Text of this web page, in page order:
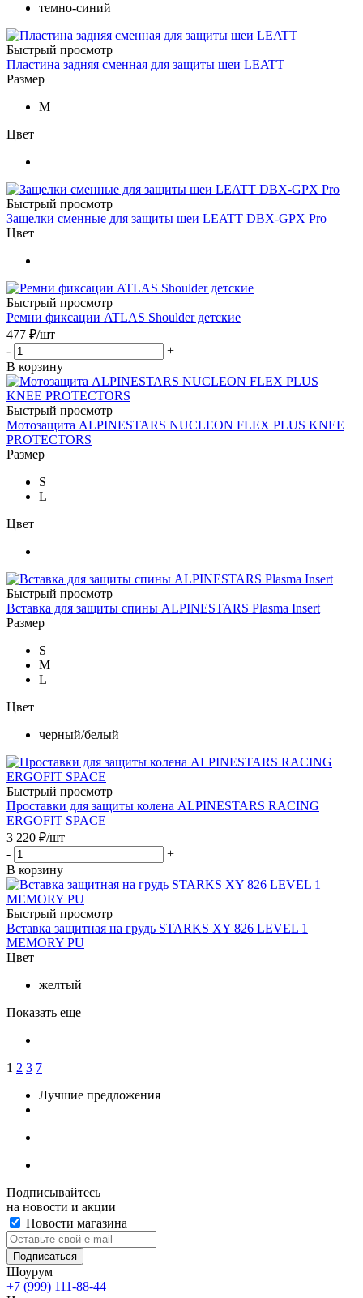
темно-синий
Быстрый просмотр
Пластина задняя сменная для защиты шеи LEATT
Размер
M
Цвет
Быстрый просмотр
Защелки сменные для защиты шеи LEATT DBX-GPX Pro
Цвет
Быстрый просмотр
Ремни фиксации ATLAS Shoulder детские
477 ₽/шт
-
+
В корзину
Быстрый просмотр
Мотозащита ALPINESTARS NUCLEON FLEX PLUS KNEE
PROTECTORS
Размер
S
L
Цвет
Быстрый просмотр
Вставка для защиты спины ALPINESTARS Plasma Insert
Размер
S
M
L
Цвет
черный/белый
Быстрый просмотр
Проставки для защиты колена ALPINESTARS RACING
ERGOFIT SPACE
3 220 ₽/шт
-
+
В корзину
Быстрый просмотр
Вставка защитная на грудь STARKS XY 826 LEVEL 1
MEMORY PU
Цвет
желтый
Показать еще
1 2 3 7
Лучшие предложения
Подписывайтесь
на новости и акции
Новости магазина
Шоурум
+7 (999) 111-88-44